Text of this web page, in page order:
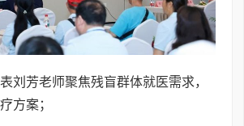
刘芳老师聚焦残盲群体就医需求，
方案；